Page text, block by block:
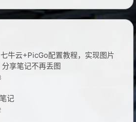
牛云+PicGo配置教程，实现图片
分享笔记不再丢图
记